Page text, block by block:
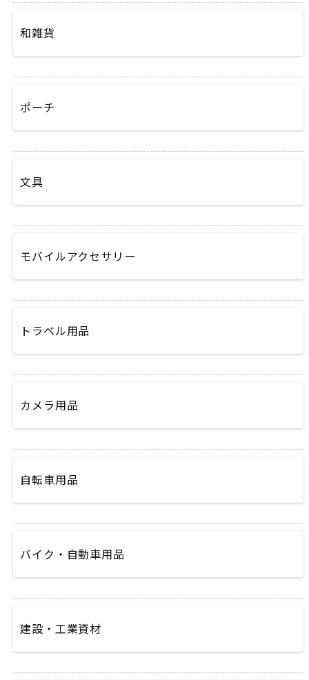
和雑貨
ポーチ
文具
モバイルアクセサリー
トラベル用品
カメラ用品
自転車用品
バイク・自動車用品
建設・工業資材